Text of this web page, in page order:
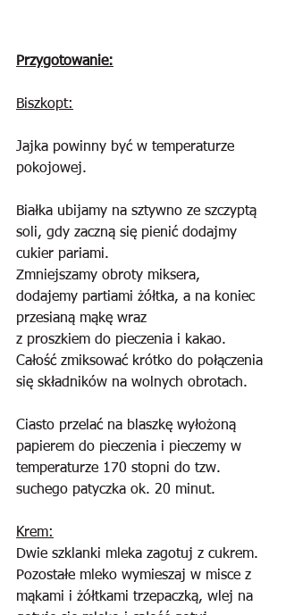
Przygotowanie:
Biszkopt:
Jajka powinny być w temperaturze
pokojowej.
Białka ubijamy na sztywno ze szczyptą
soli, gdy zaczną się pienić dodajmy
cukier pariami.
Zmniejszamy obroty miksera,
dodajemy partiami żółtka, a na koniec
przesianą mąkę wraz
z proszkiem do pieczenia i kakao.
Całość zmiksować krótko do połączenia
się składników na wolnych obrotach.
Ciasto przelać na blaszkę wyłożoną
papierem do pieczenia i pieczemy w
temperaturze 170 stopni do tzw.
suchego patyczka ok. 20 minut.
Krem:
Dwie szklanki mleka zagotuj z cukrem.
Pozostałe mleko wymieszaj w misce z
mąkami i żółtkami trzepaczką, wlej na